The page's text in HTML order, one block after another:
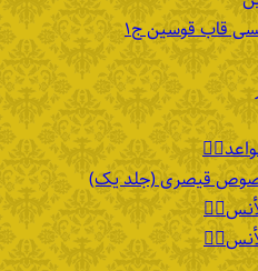
قاب قوسین ج۱
قیصری (جلد یک)